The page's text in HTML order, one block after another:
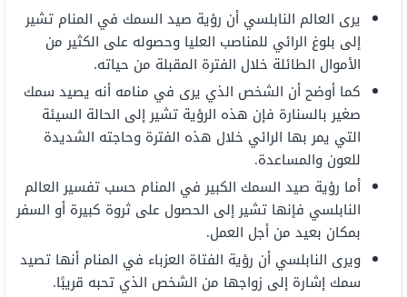
يرى العالم النابلسي أن رؤية صيد السمك في المنام تشير
إلى بلوغ الرائي للمناصب العليا وحصوله على الكثير من
الأموال الطائلة خلال الفترة المقبلة من حياته.
كما أوضح أن الشخص الذي يرى في منامه أنه يصيد سمك
صغير بالسنارة فإن هذه الرؤية تشير إلى الحالة السيئة
التي يمر بها الرائي خلال هذه الفترة وحاجته الشديدة
للعون والمساعدة.
أما رؤية صيد السمك الكبير في المنام حسب تفسير العالم
النابلسي فإنها تشير إلى الحصول على ثروة كبيرة أو السفر
بمكان بعيد من أجل العمل.
ويرى النابلسي أن رؤية الفتاة العزباء في المنام أنها تصيد
سمك إشارة إلى زواجها من الشخص الذي تحبه قريبًا.